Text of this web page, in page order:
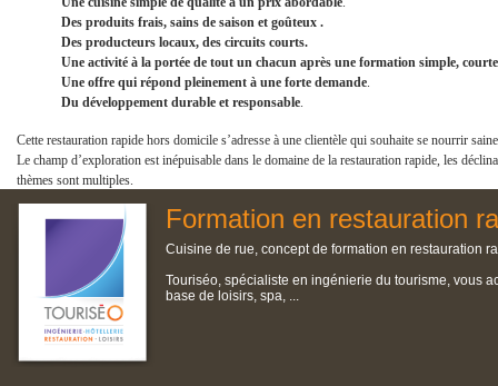
Des produits frais, sains de saison et goûteux .
Des producteurs locaux, des circuits courts.
Une activité à la portée de tout un chacun après une formation simple,
Une offre qui répond pleinement à une forte demande.
Du développement durable et responsable.
Cette restauration rapide hors domicile s’adresse à une clientèle qui souhaite se nourrir
Le champ d’exploration est inépuisable dans le domaine de la restauration rapide, les
thèmes sont multiples.
Formation en restauration
Cuisine de rue, concept de formation en restauration
Touriséo, spécialiste en ingénierie du tourisme, vous
base de loisirs, spa, ...